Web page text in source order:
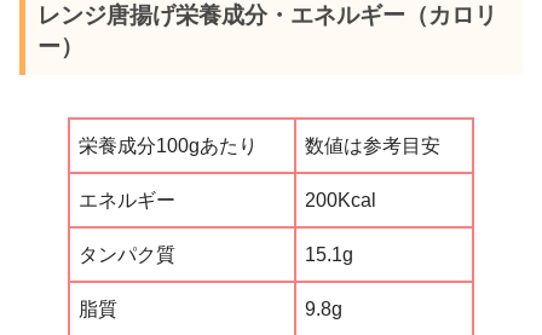
レンジ唐揚げ栄養成分・エネルギー（カロリ
ー）
栄養成分100gあたり 数値は参考目安
エネルギー 200Kcal
タンパク質 15.1g
脂質 9.8g